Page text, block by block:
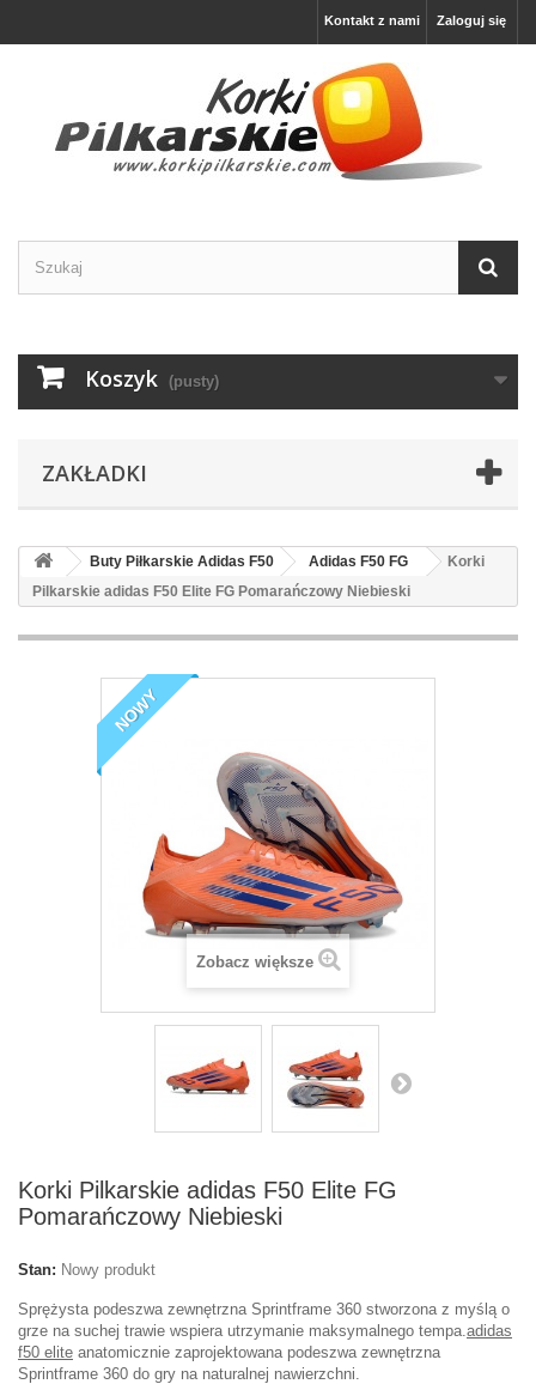
Zaloguj się
Kontakt z nami
Koszyk (pusty)
ZAKŁADKI
Buty Piłkarskie Adidas F50 Adidas F50 FG
Korki
Pilkarskie adidas F50 Elite FG Pomarańczowy Niebieski
NOWY
Zobacz większe
Korki Pilkarskie adidas F50 Elite FG
Pomarańczowy Niebieski
Stan: Nowy produkt
Sprężysta podeszwa zewnętrzna Sprintframe 360 stworzona z myślą o
grze na suchej trawie wspiera utrzymanie maksymalnego tempa.adidas
f50 elite anatomicznie zaprojektowana podeszwa zewnętrzna
Sprintframe 360 do gry na naturalnej nawierzchni.